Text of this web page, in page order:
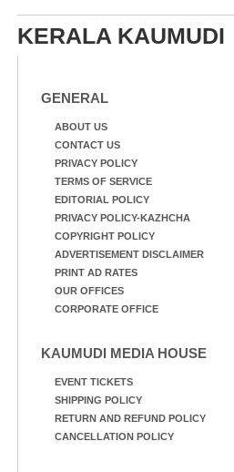
വിദ്യാർത്ഥികൾക്കൊപ്പം
KERALA KAUMUDI
GENERAL
ABOUT US
CONTACT US
PRIVACY POLICY
TERMS OF SERVICE
EDITORIAL POLICY
PRIVACY POLICY-KAZHCHA
COPYRIGHT POLICY
ADVERTISEMENT DISCLAIMER
PRINT AD RATES
OUR OFFICES
CORPORATE OFFICE
KAUMUDI MEDIA HOUSE
EVENT TICKETS
SHIPPING POLICY
RETURN AND REFUND POLICY
CANCELLATION POLICY